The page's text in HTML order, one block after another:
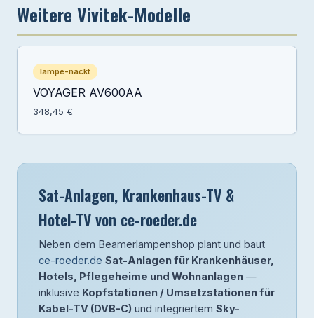
Weitere Vivitek-Modelle
lampe-nackt
VOYAGER AV600AA
348,45 €
Sat-Anlagen, Krankenhaus-TV &
Hotel-TV von ce-roeder.de
Neben dem Beamerlampenshop plant und baut
ce-roeder.de Sat-Anlagen für Krankenhäuser,
Hotels, Pflegeheime und Wohnanlagen —
inklusive Kopfstationen / Umsetzstationen für
Kabel-TV (DVB-C) und integriertem Sky-